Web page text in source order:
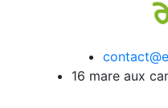
16 mare aux